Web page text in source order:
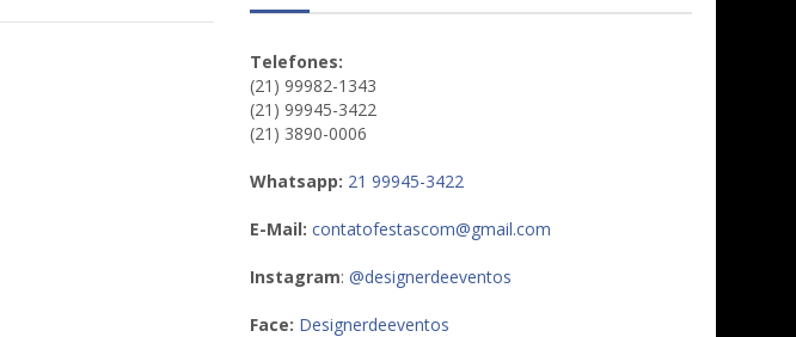
Telefones:
(21) 99982-1343
(21) 99945-3422
(21) 3890-0006
Whatsapp: 21 99945-3422
E-Mail: contatofestascom@gmail.com
Instagram: @designerdeeventos
Face: Designerdeeventos